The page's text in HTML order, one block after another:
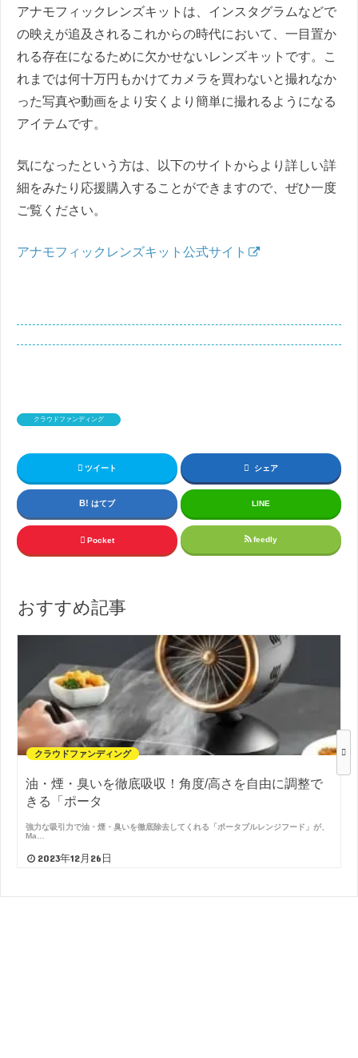
アナモフィックレンズキットは、インスタグラムなどで
の映えが追及されるこれからの時代において、一目置か
れる存在になるために欠かせないレンズキットです。こ
れまでは何十万円もかけてカメラを買わないと撮れなか
った写真や動画をより安くより簡単に撮れるようになる
アイテムです。
気になったという方は、以下のサイトからより詳しい詳
細をみたり応援購入することができますので、ぜひ一度
ご覧ください。
アナモフィックレンズキット公式サイト
クラウドファンディング
ツイート シェア
はてブ LINE
Pocket feedly
おすすめ記事
クラウドファンディング
油・煙・臭いを徹底吸収！角度/高さを自由に調整で
きる「ポータ
強力な吸引力で油・煙・臭いを徹底除去してくれる「ポータブルレンジフード」が、
Ma…
2023年12月26日